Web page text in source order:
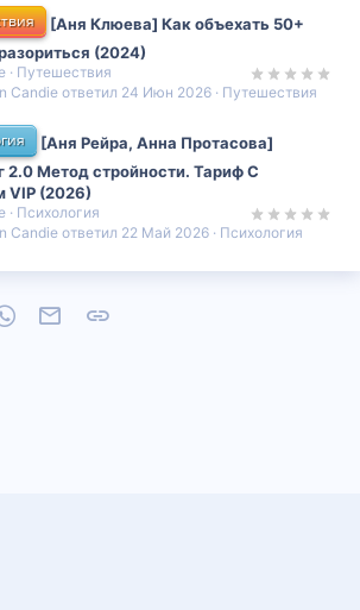
[Аня Клюева] Как объехать 50+
(2024)
Путешествия
Путешествия
24 Июн 2026
Candie
[Аня Рейра, Анна Протасова]
2.0 Метод стройности. Тариф С
VIP (2026)
Психология
Психология
22 Май 2026
Candie
WhatsAppЭлектронная почта